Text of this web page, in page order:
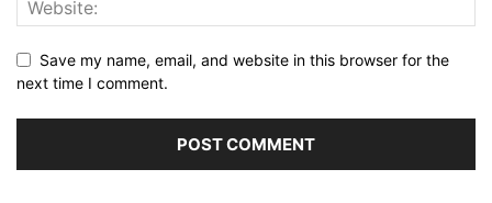
Save my name, email, and website in this browser for the
next time I comment.